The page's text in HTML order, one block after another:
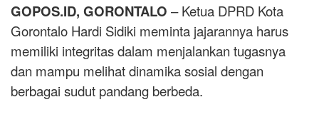
GOPOS.ID, GORONTALO – Ketua DPRD Kota
Gorontalo Hardi Sidiki meminta jajarannya harus
memiliki integritas dalam menjalankan tugasnya
dan mampu melihat dinamika sosial dengan
berbagai sudut pandang berbeda.